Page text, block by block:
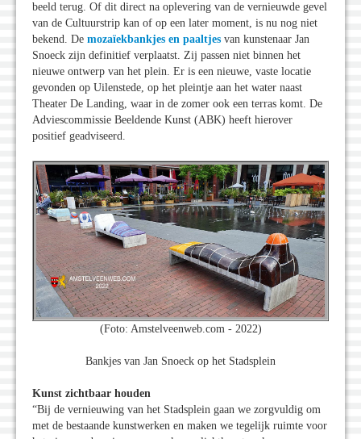
beeld terug. Of dit direct na oplevering van de vernieuwde gevel
van de Cultuurstrip kan of op een later moment, is nu nog niet
bekend. De mozaïekbankjes en paaltjes van kunstenaar Jan
Snoeck zijn definitief verplaatst. Zij passen niet binnen het
nieuwe ontwerp van het plein. Er is een nieuwe, vaste locatie
gevonden op Uilenstede, op het pleintje aan het water naast
Theater De Landing, waar in de zomer ook een terras komt. De
Adviescommissie Beeldende Kunst (ABK) heeft hierover
positief geadviseerd.
(Foto: Amstelveenweb.com - 2022)
Bankjes van Jan Snoeck op het Stadsplein
Kunst zichtbaar houden
“Bij de vernieuwing van het Stadsplein gaan we zorgvuldig om
met de bestaande kunstwerken en maken we tegelijk ruimte voor